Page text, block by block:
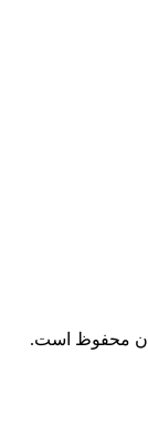
محفوظ است.